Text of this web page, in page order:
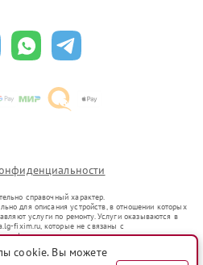
справочный характер.
для описания устройств, в отношении которых
услуги по ремонту. Услуги оказываются в
fixim.ru, которые не связаны с
официальными представителями.
введенных в гражданский оборот в соответствии
cookie. Вы можете